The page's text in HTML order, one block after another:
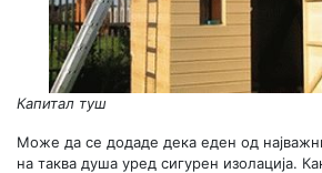
Капитал туш
Може да се додаде дека еден од
на таква душа уред сигурен изолација.